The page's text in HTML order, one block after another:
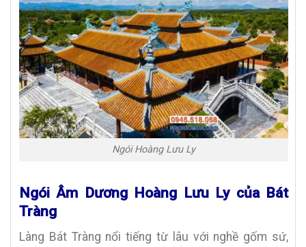
Ngói Hoàng Lưu Ly
Ngói Âm Dương Hoàng Lưu Ly của Bát
Tràng
Làng Bát Tràng nổi tiếng từ lâu với nghề gốm sứ,